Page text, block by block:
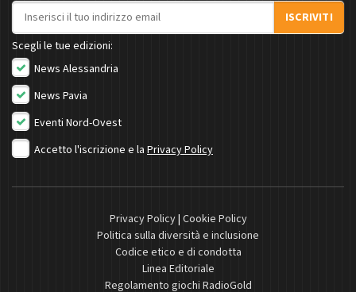
Indirizzo email
ISCRIVITI
Scegli le tue edizioni:
News Alessandria
News Pavia
Eventi Nord-Ovest
Accetto l'iscrizione e la Privacy Policy
Privacy Policy| Cookie Policy
Politica sulla diversità e inclusione
Codice etico e di condotta
Linea Editoriale
Regolamento giochi RadioGold